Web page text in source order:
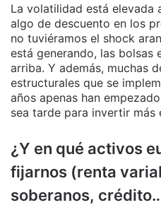
La volatilidad está elevada
algo de descuento en los
no tuviéramos el shock
está generando, las bolsas
arriba. Y además, muchas
estructurales que se
años apenas han
sea tarde para invertir más
¿Y en qué activos
fijarnos (renta
soberanos,